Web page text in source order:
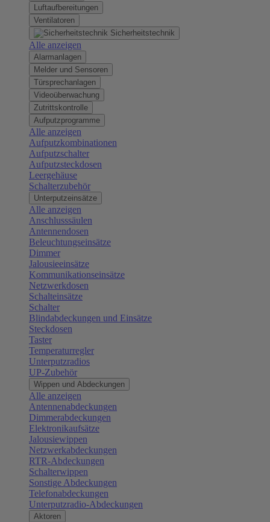
Luftaufbereitungen
Ventilatoren
Sicherheitstechnik
Alle anzeigen
Alarmanlagen
Melder und Sensoren
Türsprechanlagen
Videoüberwachung
Zutrittskontrolle
Aufputzprogramme
Alle anzeigen
Aufputzkombinationen
Aufputzschalter
Aufputzsteckdosen
Leergehäuse
Schalterzubehör
Unterputzeinsätze
Alle anzeigen
Anschlusssäulen
Antennendosen
Beleuchtungseinsätze
Dimmer
Jalousieeinsätze
Kommunikationseinsätze
Netzwerkdosen
Schalteinsätze
Schalter
Blindabdeckungen und Einsätze
Steckdosen
Taster
Temperaturregler
Unterputzradios
UP-Zubehör
Wippen und Abdeckungen
Alle anzeigen
Antennenabdeckungen
Dimmerabdeckungen
Elektronikaufsätze
Jalousiewippen
Netzwerkabdeckungen
RTR-Abdeckungen
Schalterwippen
Sonstige Abdeckungen
Telefonabdeckungen
Unterputzradio-Abdeckungen
Aktoren